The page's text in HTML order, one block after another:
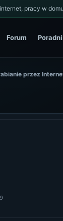
pracy w
Forum
przez